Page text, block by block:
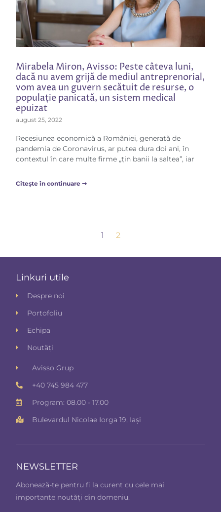
Mirabela Miron, Avisso: Peste câteva luni,
dacă nu avem grijă de mediul antreprenorial,
vom avea un guvern secătuit de resurse, o
populație panicată, un sistem medical
epuizat
august 25, 2022
Recesiunea economică a României, generată de
pandemia de Coronavirus, ar putea dura doi ani, în
contextul în care multe firme „țin banii la saltea”, iar
Citește în continuare ➞
1 2
Linkuri utile
Despre noi
Portofoliu
Echipa
Noutăți
Avisso Grup
+40 745 984 477
Program: 08.00 - 17.00
Bulevardul Nicolae Iorga 19, Iași
NEWSLETTER
Abonează-te pentru fi la curent cu cele mai
importante noutăți din domeniu.